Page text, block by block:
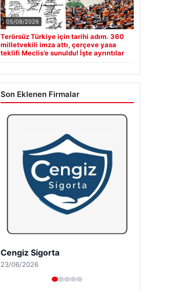
05/08/2026
Terörsüz Türkiye için tarihi adım. 360
milletvekili imza attı, çerçeve yasa
teklifi Meclis’e sunuldu! İşte ayrıntılar
Son Eklenen Firmalar
Hastaş Beton
26/05/2026